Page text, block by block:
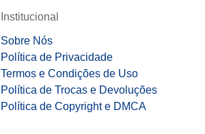
Institucional
Sobre Nós
Política de Privacidade
Termos e Condições de Uso
Política de Trocas e Devoluções
Política de Copyright e DMCA